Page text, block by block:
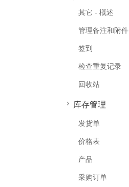
其它 - 概述
管理备注和附件
签到
检查重复记录
回收站
库存管理
发货单
价格表
产品
采购订单